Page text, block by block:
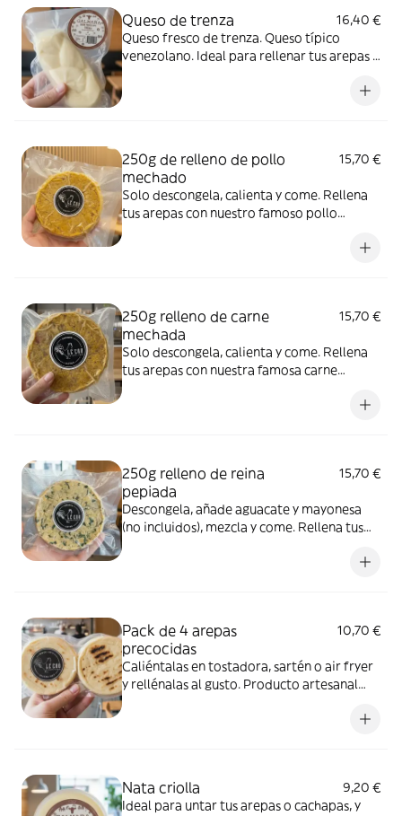
Queso de trenza
16,40 €
Queso fresco de trenza. Queso típico
venezolano. Ideal para rellenar tus arepas o
250g de relleno de pollo
mechado
15,70 €
Solo descongela, calienta y come. Rellena
tus arepas con nuestro famoso pollo
250g relleno de carne
mechada
15,70 €
Solo descongela, calienta y come. Rellena
tus arepas con nuestra famosa carne
250g relleno de reina
pepiada
15,70 €
Descongela, añade aguacate y mayonesa
(no incluidos), mezcla y come. Rellena tus
Pack de 4 arepas
precocidas
10,70 €
Caliéntalas en tostadora, sartén o air fryer
y rellénalas al gusto. Producto artesanal
Nata criolla
9,20 €
Ideal para untar tus arepas o cachapas, y